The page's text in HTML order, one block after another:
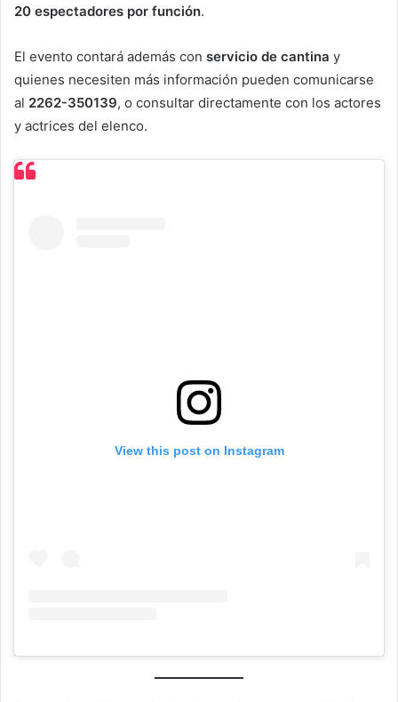
20 espectadores por función.
El evento contará además con servicio de cantina y
quienes necesiten más información pueden comunicarse
al 2262-350139, o consultar directamente con los actores
y actrices del elenco.
View this post on Instagram